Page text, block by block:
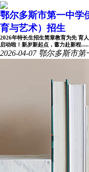
鄂尔多斯市第一中学
育与艺术）招生
2026年特长生招生简章教育为先 育
启动啦！新岁新起点，蓄力赴新程
2026-04-07 鄂尔多斯市第